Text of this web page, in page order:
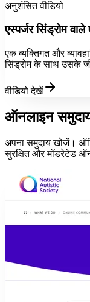
अनुशंसित वीडियो
एस्पर्जर सिंड्रोम
एक व्यक्तिगत और
सिंड्रोम के साथ उसके
वीडियो देखें
ऑनलाइन
अपना समुदाय खोजें।
सुरक्षित और मॉडरेटेड